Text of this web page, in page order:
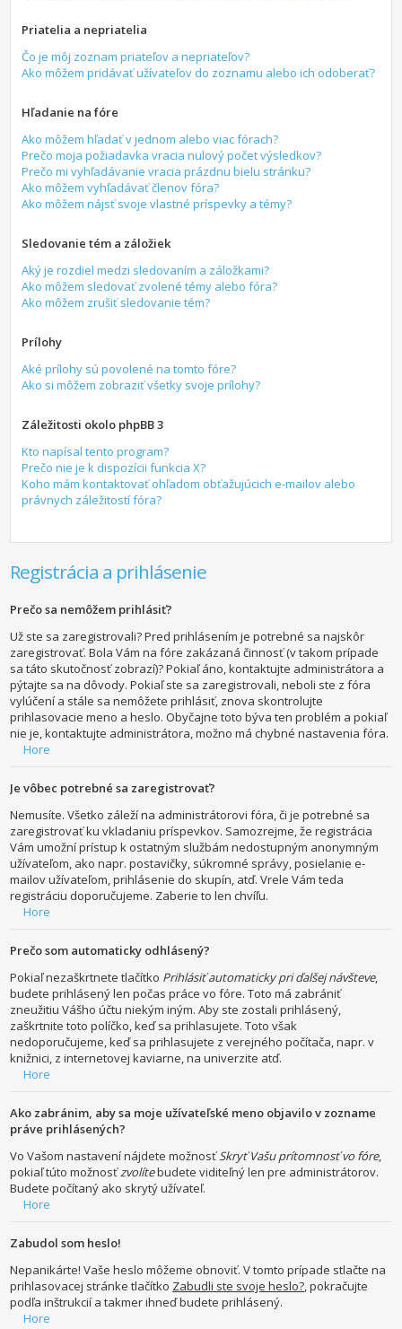
Priatelia a nepriatelia
Čo je môj zoznam priateľov a nepriateľov?
Ako môžem pridávať užívateľov do zoznamu alebo ich odoberať?
Hľadanie na fóre
Ako môžem hľadať v jednom alebo viac fórach?
Prečo moja požiadavka vracia nulový počet výsledkov?
Prečo mi vyhľadávanie vracia prázdnu bielu stránku?
Ako môžem vyhľadávať členov fóra?
Ako môžem nájsť svoje vlastné príspevky a témy?
Sledovanie tém a záložiek
Aký je rozdiel medzi sledovaním a záložkami?
Ako môžem sledovať zvolené témy alebo fóra?
Ako môžem zrušiť sledovanie tém?
Prílohy
Aké prílohy sú povolené na tomto fóre?
Ako si môžem zobraziť všetky svoje prílohy?
Záležitosti okolo phpBB 3
Kto napísal tento program?
Prečo nie je k dispozícii funkcia X?
Koho mám kontaktovať ohľadom obťažujúcich e-mailov alebo
právnych záležitostí fóra?
Registrácia a prihlásenie
Prečo sa nemôžem prihlásiť?
Už ste sa zaregistrovali? Pred prihlásením je potrebné sa najskôr
zaregistrovať. Bola Vám na fóre zakázaná činnosť (v takom prípade
sa táto skutočnosť zobrazí)? Pokiaľ áno, kontaktujte administrátora a
pýtajte sa na dôvody. Pokiaľ ste sa zaregistrovali, neboli ste z fóra
vylúčení a stále sa nemôžete prihlásiť, znova skontrolujte
prihlasovacie meno a heslo. Obyčajne toto býva ten problém a pokiaľ
nie je, kontaktujte administrátora, možno má chybné nastavenia fóra.
Hore
Je vôbec potrebné sa zaregistrovať?
Nemusíte. Všetko záleží na administrátorovi fóra, či je potrebné sa
zaregistrovať ku vkladaniu príspevkov. Samozrejme, že registrácia
Vám umožní prístup k ostatným službám nedostupným anonymným
užívateľom, ako napr. postavičky, súkromné správy, posielanie e-
mailov užívateľom, prihlásenie do skupín, atď. Vrele Vám teda
registráciu doporučujeme. Zaberie to len chvíľu.
Hore
Prečo som automaticky odhlásený?
Pokiaľ nezaškrtnete tlačítko Prihlásiť automaticky pri ďalšej návšteve,
budete prihlásený len počas práce vo fóre. Toto má zabrániť
zneužitiu Vášho účtu niekým iným. Aby ste zostali prihlásený,
zaškrtnite toto políčko, keď sa prihlasujete. Toto však
nedoporučujeme, keď sa prihlasujete z verejného počítača, napr. v
knižnici, z internetovej kaviarne, na univerzite atď.
Hore
Ako zabránim, aby sa moje užívateľské meno objavilo v zozname
práve prihlásených?
Vo Vašom nastavení nájdete možnosťSkryť Vašu prítomnosť vo fóre,
pokiaľ túto možnosťzvolítebudete viditeľný len pre administrátorov.
Budete počítaný ako skrytý užívateľ.
Hore
Zabudol som heslo!
Nepanikárte! Vaše heslo môžeme obnoviť. V tomto prípade stlačte na
prihlasovacej stránke tlačítko Zabudli ste svoje heslo?, pokračujte
podľa inštrukcií a takmer ihneď budete prihlásený.
Hore